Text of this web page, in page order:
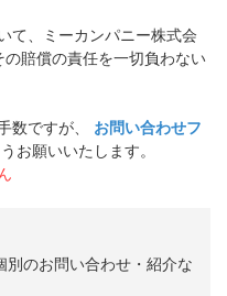
て、ミーカンパニー株式会
の賠償の責任を一切負わない
数ですが、
お問い合わせフ
お願いいたします。
別のお問い合わせ・紹介な